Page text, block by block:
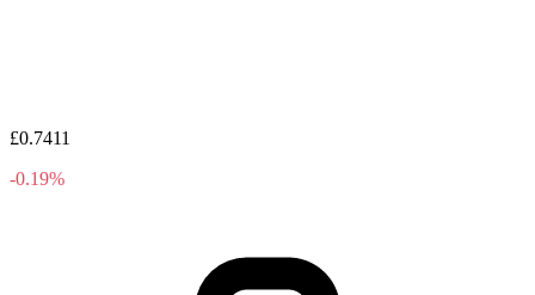
£0.7411
-0.19%